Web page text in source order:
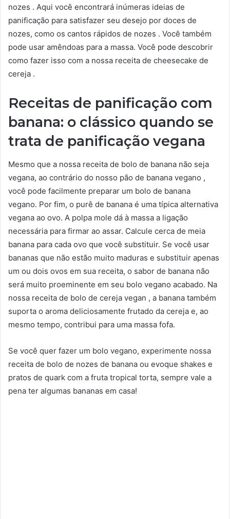
nozes . Aqui você encontrará inúmeras ideias de
panificação para satisfazer seu desejo por doces de
nozes, como os cantos rápidos de nozes . Você também
pode usar amêndoas para a massa. Você pode descobrir
como fazer isso com a nossa receita de cheesecake de
cereja .
Receitas de panificação com
banana: o clássico quando se
trata de panificação vegana
Mesmo que a nossa receita de bolo de banana não seja
vegana, ao contrário do nosso pão de banana vegano ,
você pode facilmente preparar um bolo de banana
vegano. Por fim, o purê de banana é uma típica alternativa
vegana ao ovo. A polpa mole dá à massa a ligação
necessária para firmar ao assar. Calcule cerca de meia
banana para cada ovo que você substituir. Se você usar
bananas que não estão muito maduras e substituir apenas
um ou dois ovos em sua receita, o sabor de banana não
será muito proeminente em seu bolo vegano acabado. Na
nossa receita de bolo de cereja vegan , a banana também
suporta o aroma deliciosamente frutado da cereja e, ao
mesmo tempo, contribui para uma massa fofa.
Se você quer fazer um bolo vegano, experimente nossa
receita de bolo de nozes de banana ou evoque shakes e
pratos de quark com a fruta tropical torta, sempre vale a
pena ter algumas bananas em casa!